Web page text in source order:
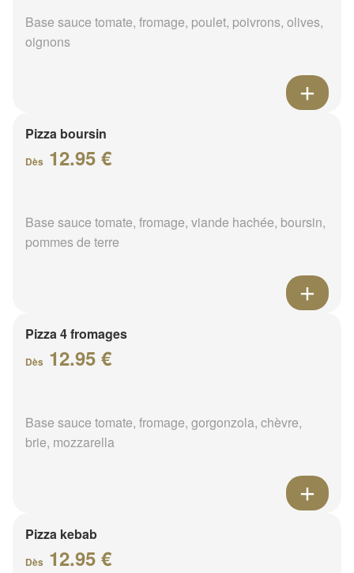
Base sauce tomate, fromage, poulet, poivrons, olives,
oignons
Pizza boursin
Dès 12.95 €
Base sauce tomate, fromage, viande hachée, boursin,
pommes de terre
Pizza 4 fromages
Dès 12.95 €
Base sauce tomate, fromage, gorgonzola, chèvre,
brie, mozzarella
Pizza kebab
Dès 12.95 €